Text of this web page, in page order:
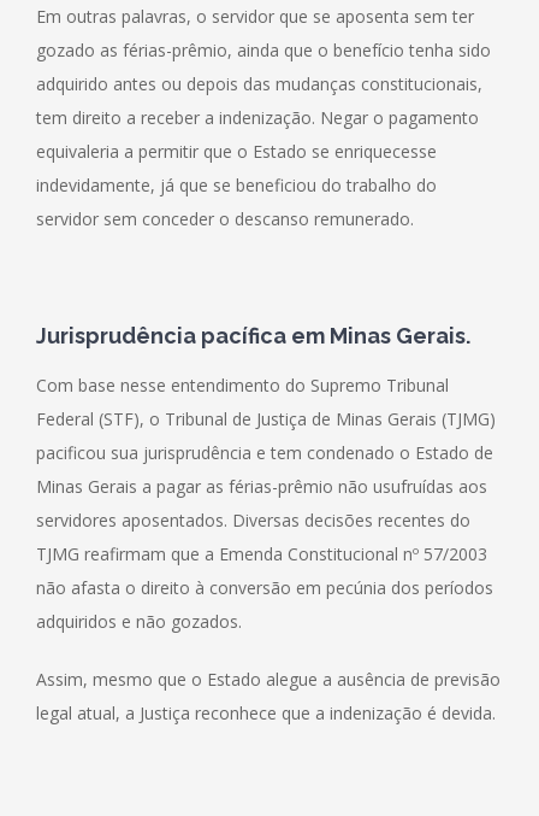
Em outras palavras, o servidor que se aposenta sem ter
gozado as férias-prêmio, ainda que o benefício tenha sido
adquirido antes ou depois das mudanças constitucionais,
tem direito a receber a indenização. Negar o pagamento
equivaleria a permitir que o Estado se enriquecesse
indevidamente, já que se beneficiou do trabalho do
servidor sem conceder o descanso remunerado.
Jurisprudência pacífica em Minas Gerais.
Com base nesse entendimento do Supremo Tribunal
Federal (STF), o Tribunal de Justiça de Minas Gerais (TJMG)
pacificou sua jurisprudência e tem condenado o Estado de
Minas Gerais a pagar as férias-prêmio não usufruídas aos
servidores aposentados. Diversas decisões recentes do
TJMG reafirmam que a Emenda Constitucional nº 57/2003
não afasta o direito à conversão em pecúnia dos períodos
adquiridos e não gozados.
Assim, mesmo que o Estado alegue a ausência de previsão
legal atual, a Justiça reconhece que a indenização é devida.